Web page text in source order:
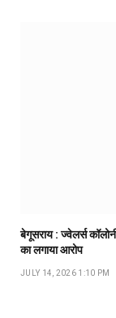
बेगूसराय : ज्वेलर्स
का लगाया आरोप
JULY 14, 2026 1:10 PM